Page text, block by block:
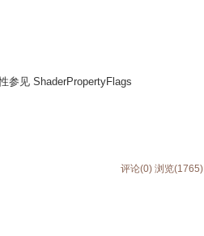
参见 ShaderPropertyFlags
评论(0) 浏览(1765)